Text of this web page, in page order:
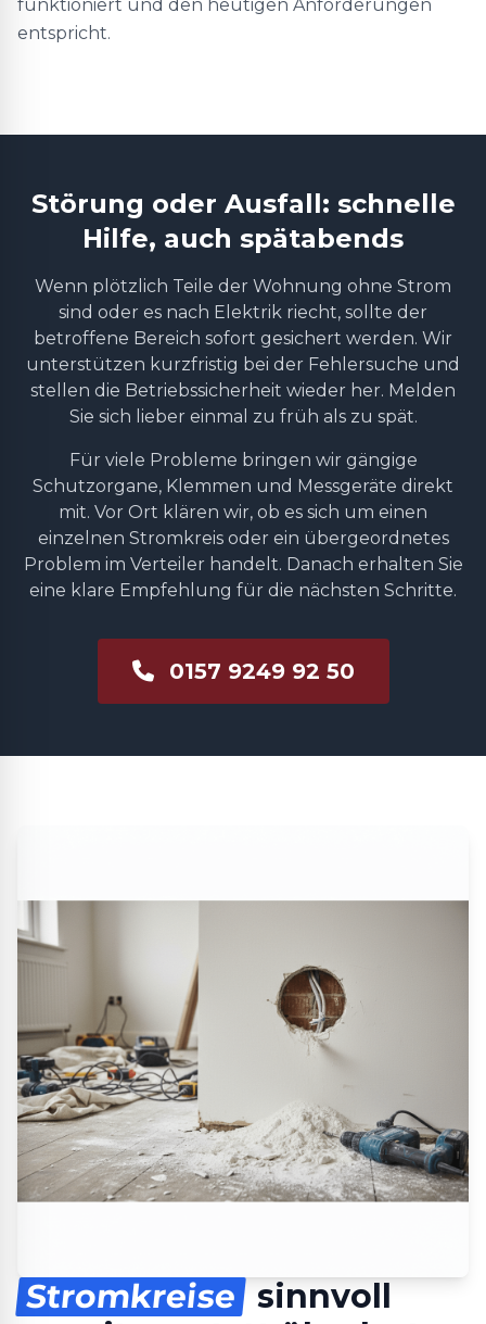
funktioniert und den heutigen Anforderungen
entspricht.
Störung oder Ausfall: schnelle
Hilfe, auch spätabends
Wenn plötzlich Teile der Wohnung ohne Strom
sind oder es nach Elektrik riecht, sollte der
betroffene Bereich sofort gesichert werden. Wir
unterstützen kurzfristig bei der Fehlersuche und
stellen die Betriebssicherheit wieder her. Melden
Sie sich lieber einmal zu früh als zu spät.
Für viele Probleme bringen wir gängige
Schutzorgane, Klemmen und Messgeräte direkt
mit. Vor Ort klären wir, ob es sich um einen
einzelnen Stromkreis oder ein übergeordnetes
Problem im Verteiler handelt. Danach erhalten Sie
eine klare Empfehlung für die nächsten Schritte.
0157 9249 92 50
Stromkreise sinnvoll